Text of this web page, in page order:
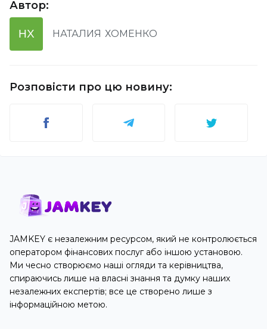
Автор:
НХ НАТАЛИЯ ХОМЕНКО
Розповісти про цю новину:
JAMKEY є незалежним ресурсом, який не контролюється
оператором фінансових послуг або іншою установою.
Ми чесно створюємо наші огляди та керівництва,
спираючись лише на власні знання та думку наших
незалежних експертів; все це створено лише з
інформаційною метою.